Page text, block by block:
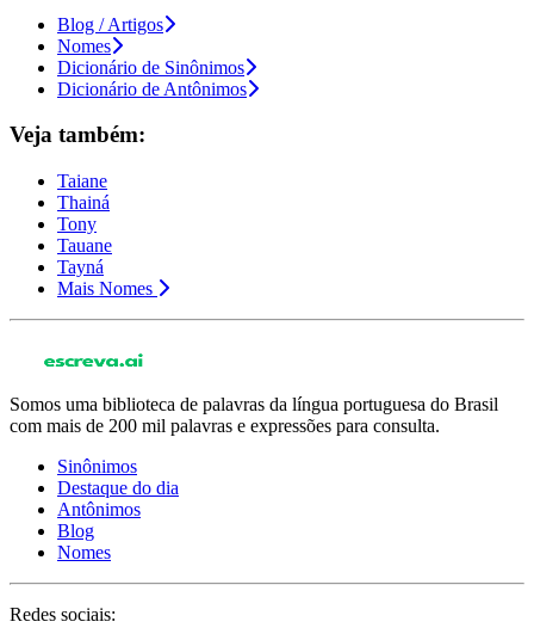
Blog / Artigos
Nomes
Dicionário de Sinônimos
Dicionário de Antônimos
Veja também:
Taiane
Thainá
Tony
Tauane
Tayná
Mais Nomes
Somos uma biblioteca de palavras da língua portuguesa do Brasil
com mais de 200 mil palavras e expressões para consulta.
Sinônimos
Destaque do dia
Antônimos
Blog
Nomes
Redes sociais: